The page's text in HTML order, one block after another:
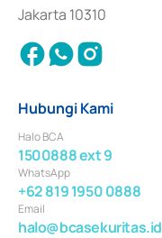
Jakarta 10310
Hubungi Kami
Halo BCA
1500888 ext 9
WhatsApp
+62 819 1950 0888
Email
halo@bcasekuritas.id